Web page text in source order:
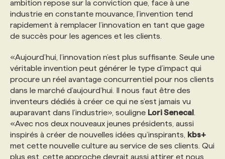
ambition repose sur la conviction que, face à une
industrie en constante mouvance, l’invention tend
rapidement à remplacer l’innovation en tant que gage
de succès pour les agences et les clients.
«Aujourd’hui, l’innovation n’est plus suffisante. Seule une
véritable invention peut générer le type d’impact qui
procure un réel avantage concurrentiel pour nos clients
dans le marché d’aujourd’hui. Il nous faut être des
inventeurs dédiés à créer ce qui ne s’est jamais vu
auparavant dans l’industrie», souligne Lori Senecal
«Avec nos deux nouveaux jeunes présidents, aussi
inspirés à créer de nouvelles idées qu’inspirants, kbs+
met cette nouvelle culture au service de ses clients. Qui
plus est, cette approche devrait aussi attirer et nous